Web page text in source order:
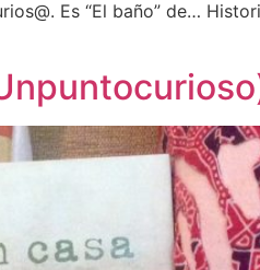
Es “El baño” de…